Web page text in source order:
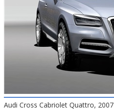
Audi Cross Cabriolet Quattro, 2007